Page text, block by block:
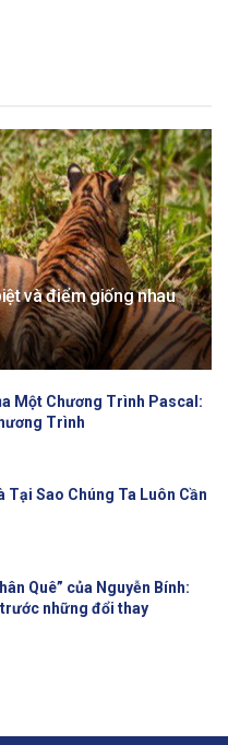
và điểm giống nhau
Một Chương Trình Pascal:
Trình
Tại Sao Chúng Ta Luôn Cần
Quê” của Nguyễn Bính:
những đổi thay